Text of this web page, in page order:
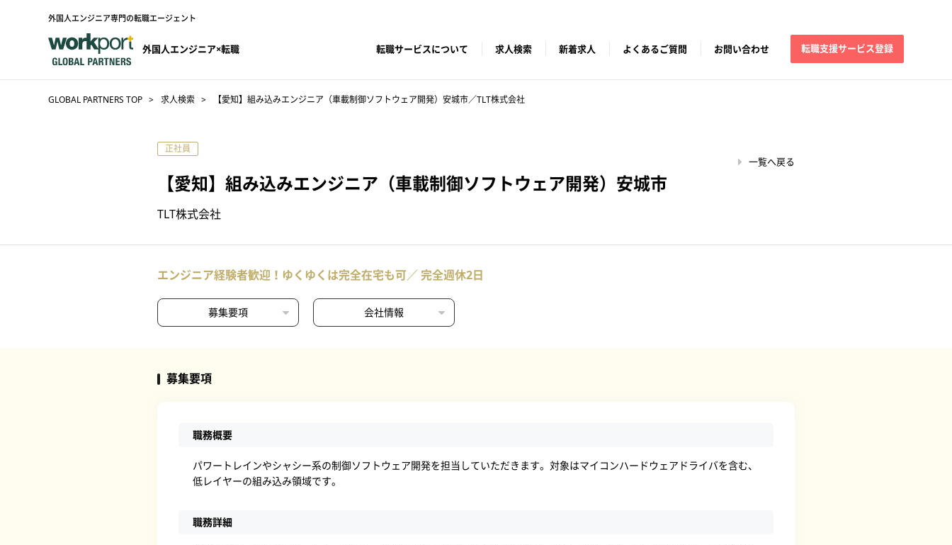
外国人エンジニア専門の転職エージェント
外国人エンジニア×転職 転職サービスについて 求人検索 新着求人 よくあるご質問 お問い合わせ 転職支援サービス登録
GLOBAL PARTNERS TOP 求人検索 【愛知】組み込みエンジニア（車載制御ソフトウェア開発）安城市／TLT株式会社
正社員
【愛知】組み込みエンジニア（車載制御ソフトウェア開発）安城市
TLT株式会社
一覧へ戻る
エンジニア経験者歓迎！ゆくゆくは完全在宅も可／ 完全週休2日
募集要項 会社情報
募集要項
職務概要
パワートレインやシャシー系の制御ソフトウェア開発を担当していただきます。対象はマイコンハードウェアドライバを含む、
低レイヤーの組み込み領域です。
職務詳細